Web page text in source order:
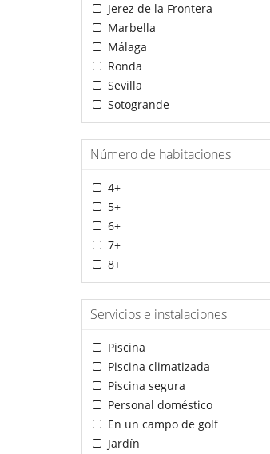
Jerez de la Frontera
Marbella
Málaga
Ronda
Sevilla
Sotogrande
Número de habitaciones
4+
5+
6+
7+
8+
Servicios e instalaciones
Piscina
Piscina climatizada
Piscina segura
Personal doméstico
En un campo de golf
Jardín